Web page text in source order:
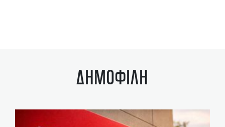
ΔΗΜΟΦΙΛΗ